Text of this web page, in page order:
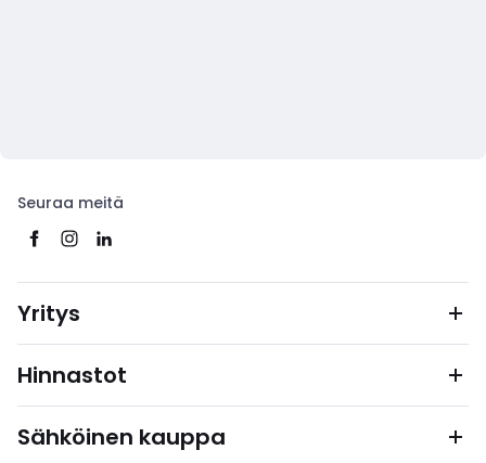
Seuraa meitä
Yritys
Hinnastot
Sähköinen kauppa